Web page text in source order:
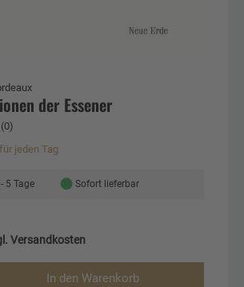
der Essener
(0)
jeden Tag
5 Tage ● Sofort lieferbar
Versandkosten
In den Warenkorb